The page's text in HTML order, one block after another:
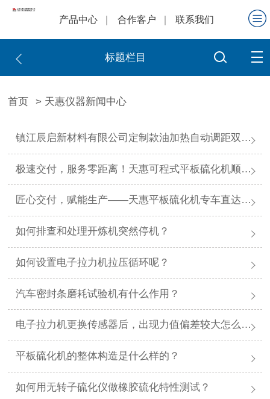
产品中心 合作客户 联系我们
标题栏目
首页 > 天惠仪器新闻中心
镇江辰启新材料有限公司定制款油加热自动调距双辊开炼机顺利交付验收
极速交付，服务零距离！天惠可程式平板硫化机顺利交付上海研匠
匠心交付，赋能生产——天惠平板硫化机专车直达浙江滁州红五环集团
如何排查和处理开炼机突然停机？
如何设置电子拉力机拉压循环呢？
汽车密封条磨耗试验机有什么作用？
电子拉力机更换传感器后，出现力值偏差较大怎么办？
平板硫化机的整体构造是什么样的？
如何用无转子硫化仪做橡胶硫化特性测试？